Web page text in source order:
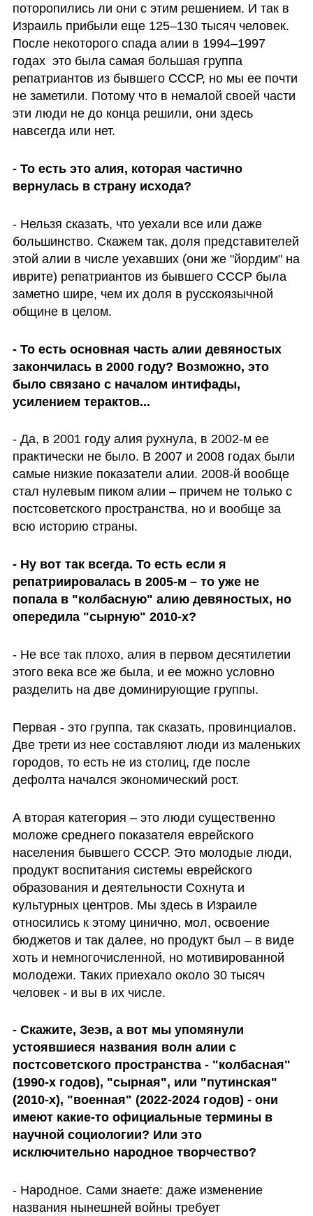
поторопились ли они с этим решением. И так в
Израиль прибыли еще 125–130 тысяч человек.
После некоторого спада алии в 1994–1997
годах  это была самая большая группа
репатриантов из бывшего СССР, но мы ее почти
не заметили. Потому что в немалой своей части
эти люди не до конца решили, они здесь
навсегда или нет.
- То есть это алия, которая частично
вернулась в страну исхода?
- Нельзя сказать, что уехали все или даже
большинство. Скажем так, доля представителей
этой алии в числе уехавших (они же "йордим" на
иврите) репатриантов из бывшего СССР была
заметно шире, чем их доля в русскоязычной
общине в целом.
- То есть основная часть алии девяностых
закончилась в 2000 году? Возможно, это
было связано с началом интифады,
усилением терактов...
- Да, в 2001 году алия рухнула, в 2002-м ее
практически не было. В 2007 и 2008 годах были
самые низкие показатели алии. 2008-й вообще
стал нулевым пиком алии – причем не только с
постсоветского пространства, но и вообще за
всю историю страны.
- Ну вот так всегда. То есть если я
репатриировалась в 2005-м – то уже не
попала в "колбасную" алию девяностых, но
опередила "сырную" 2010-х?
- Не все так плохо, алия в первом десятилетии
этого века все же была, и ее можно условно
разделить на две доминирующие группы.
Первая - это группа, так сказать, провинциалов.
Две трети из нее составляют люди из маленьких
городов, то есть не из столиц, где после
дефолта начался экономический рост.
А вторая категория – это люди существенно
моложе среднего показателя еврейского
населения бывшего СССР. Это молодые люди,
продукт воспитания системы еврейского
образования и деятельности Сохнута и
культурных центров. Мы здесь в Израиле
относились к этому цинично, мол, освоение
бюджетов и так далее, но продукт был – в виде
хоть и немногочисленной, но мотивированной
молодежи. Таких приехало около 30 тысяч
человек - и вы в их числе.
- Скажите, Зеэв, а вот мы упомянули
устоявшиеся названия волн алии с
постсоветского пространства - "колбасная"
(1990-х годов), "сырная", или "путинская"
(2010-х), "военная" (2022-2024 годов) - они
имеют какие-то официальные термины в
научной социологии? Или это
исключительно народное творчество?
- Народное. Сами знаете: даже изменение
названия нынешней войны требует